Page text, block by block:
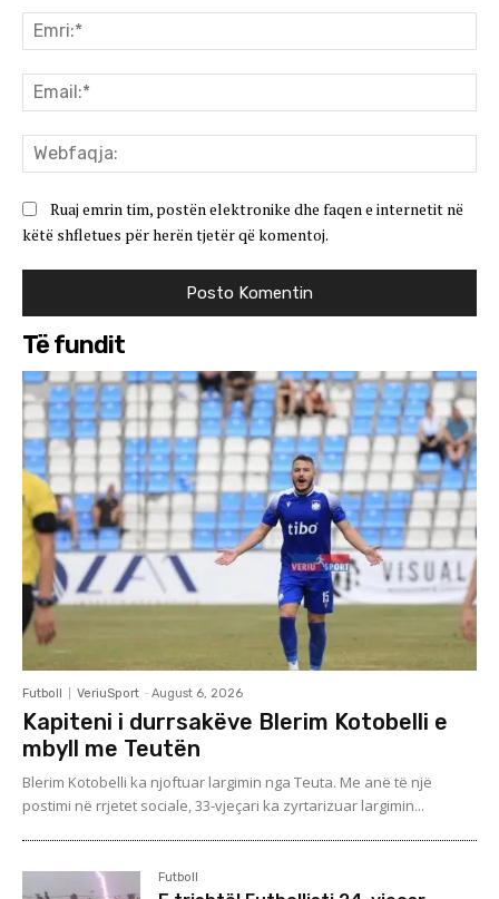
Ruaj emrin tim, postën elektronike dhe faqen e internetit në
këtë shfletues për herën tjetër që komentoj.
Të fundit
Futboll VeriuSport - August 6, 2026
Kapiteni i durrsakëve Blerim Kotobelli e
mbyll me Teutën
Blerim Kotobelli ka njoftuar largimin nga Teuta. Me anë të një
postimi në rrjetet sociale, 33-vjeçari ka zyrtarizuar largimin...
Futboll